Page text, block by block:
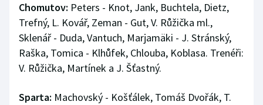
Chomutov: Peters - Knot, Jank, Buchtela, Dietz,
Trefný, L. Kovář, Zeman - Gut, V. Růžička ml.,
Sklenář - Duda, Vantuch, Marjamäki - J. Stránský,
Raška, Tomica - Klhůfek, Chlouba, Koblasa. Trenéři:
V. Růžička, Martínek a J. Šťastný.
Sparta: Machovský - Košťálek, Tomáš Dvořák, T.